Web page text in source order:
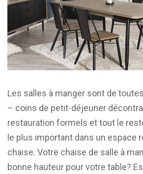
Les salles à manger sont de
– coins de petit-déjeuner
restauration formels et tout le
le plus important dans un espace
chaise. Votre chaise de salle à
bonne hauteur pour votre table?